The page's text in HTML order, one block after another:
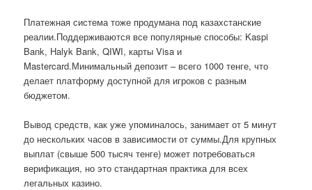
Платежная система тоже продумана под казахстанские
реалии.Поддерживаются все популярные способы: Kaspi
Bank, Halyk Bank, QIWI, карты Visa и
Mastercard.Минимальный депозит – всего 1000 тенге, что
делает платформу доступной для игроков с разным
бюджетом.
Вывод средств, как уже упоминалось, занимает от 5 минут
до нескольких часов в зависимости от суммы.Для крупных
выплат (свыше 500 тысяч тенге) может потребоваться
верификация, но это стандартная практика для всех
легальных казино.